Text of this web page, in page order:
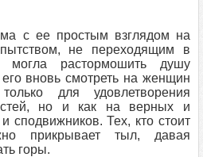
с ее простым взглядом на
не переходящим в
могла растормошить душу
вновь смотреть на женщин
для удовлетворения
но и как на верных и
сподвижников. Тех, кто стоит
прикрывает тыл, давая
горы.